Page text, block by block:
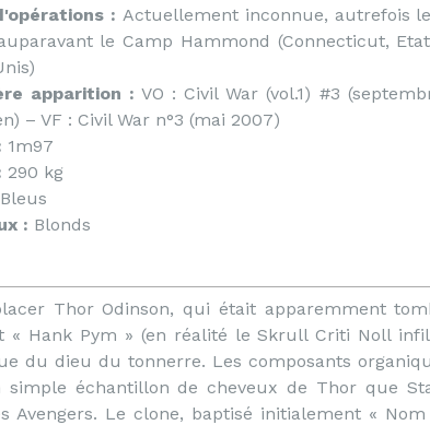
: Actuellement inconnue, autrefois
le Camp Hammond (Connecticut,
apparition : VO : Civil War (vol.1) #3
– VF : Civil War n°3 (mai 2007)
1m97
290 kg
Bleus
: Blonds
Thor Odinson, qui était apparemment
« Hank Pym » (en réalité le Skrull Criti Noll
du dieu du tonnerre. Les composants
simple échantillon de cheveux de Thor que
Avengers. Le clone, baptisé initialement «